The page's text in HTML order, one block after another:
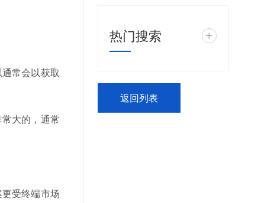
常会以获取
大的，通常
受终端市场
热门搜索 +
返回列表